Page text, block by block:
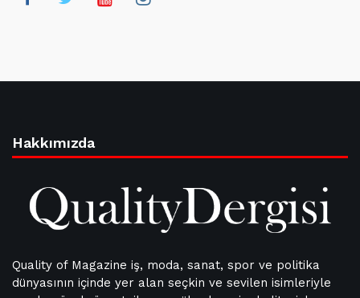
Hakkımızda
Quality of Magazine iş, moda, sanat, spor ve politika
dünyasının içinde yer alan seçkin ve sevilen isimleriyle